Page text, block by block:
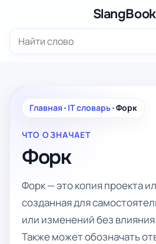
содержимому
Поиск:
Главная• IT словарь•Форк
ЧТО ОЗНАЧАЕТ
Форк
Форк — это копия проекта
созданная для
или изменений без
Также может обозначать